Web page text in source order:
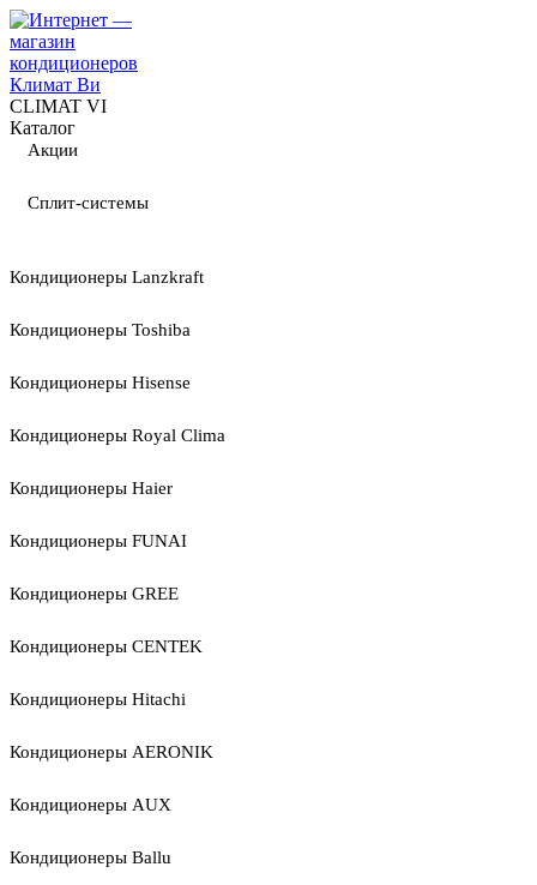
CLIMAT VI
Каталог
Акции
Сплит-системы
Кондиционеры Lanzkraft
Кондиционеры Toshiba
Кондиционеры Hisense
Кондиционеры Royal Clima
Кондиционеры Haier
Кондиционеры FUNAI
Кондиционеры GREE
Кондиционеры CENTEK
Кондиционеры Hitachi
Кондиционеры AERONIK
Кондиционеры AUX
Кондиционеры Ballu